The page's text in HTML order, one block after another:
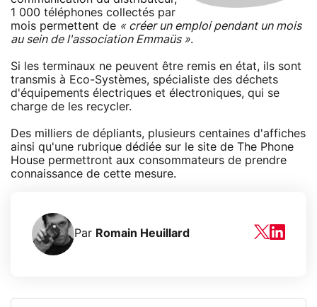
1 000 téléphones collectés par
mois permettent de « créer un emploi pendant un mois
au sein de l'association Emmaüs ».
Si les terminaux ne peuvent être remis en état, ils sont
transmis à Eco-Systèmes, spécialiste des déchets
d'équipements électriques et électroniques, qui se
charge de les recycler.
Des milliers de dépliants, plusieurs centaines d'affiches
ainsi qu'une rubrique dédiée sur le site de The Phone
House permettront aux consommateurs de prendre
connaissance de cette mesure.
Par Romain Heuillard